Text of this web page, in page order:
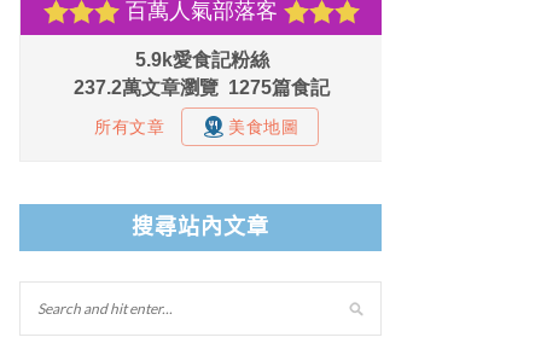
搜尋站內文章